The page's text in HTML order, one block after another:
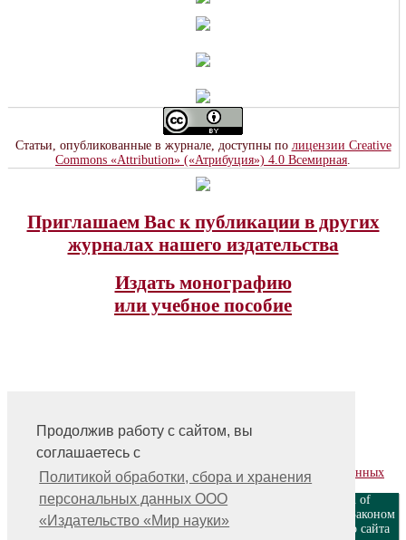
Продолжив работу с сайтом, вы
соглашаетесь с
Политикой обработки, сбора и хранения
персональных данных ООО
«Издательство «Мир науки»
Статьи, опубликованные в журнале, доступны по лицензии Creative
Commons «Attribution» («Атрибуция») 4.0 Всемирная.
Приглашаем Вас к публикации в других
журналах нашего издательства
Издать монографию
или учебное пособие
На главную
Контакты, учредитель, редакция
Политика обработки, сбора и хранения персональных данных
ООО «Издательство «Мир науки» \ «Publishing company «World of
science», LLC Материалы, размещенные на сайте, охраняются Законом
о защите авторских прав. Публикация любых материалов этого сайта